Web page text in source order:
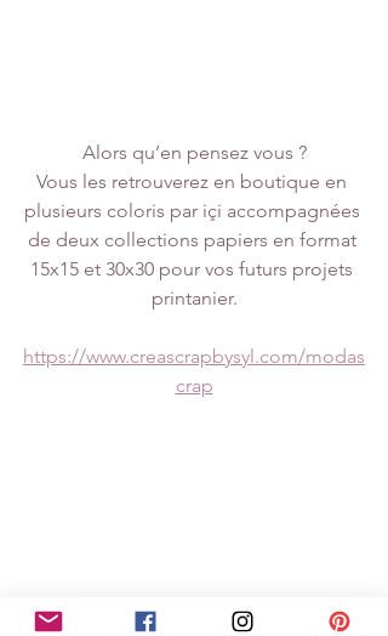
Alors qu’en pensez vous ?
Vous les retrouverez en boutique en
plusieurs coloris par içi accompagnées
de deux collections papiers en format
15x15 et 30x30 pour vos futurs projets
printanier.
https://www.creascrapbysyl.com/modas
crap